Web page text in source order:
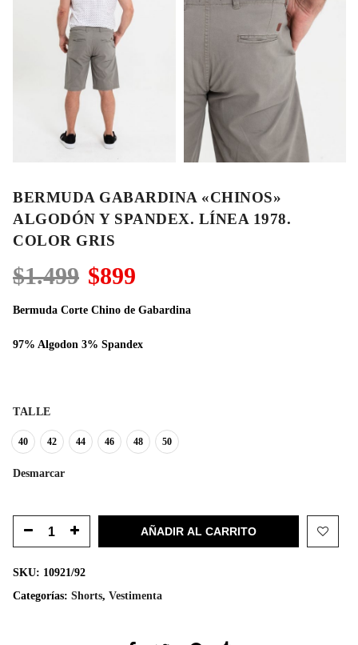
BERMUDA GABARDINA «CHINOS»
ALGODÓN Y SPANDEX. LÍNEA 1978.
COLOR GRIS
$1.499 El
precio
original
$1.499.
$899
actual
$899.
Bermuda Corte Chino de Gabardina
97% Algodon 3% Spandex
TALLE
40 42 44 46 48 50
Desmarcar
AÑADIR AL CARRITO
SKU: 10921/92
Categorías: Shorts, Vestimenta